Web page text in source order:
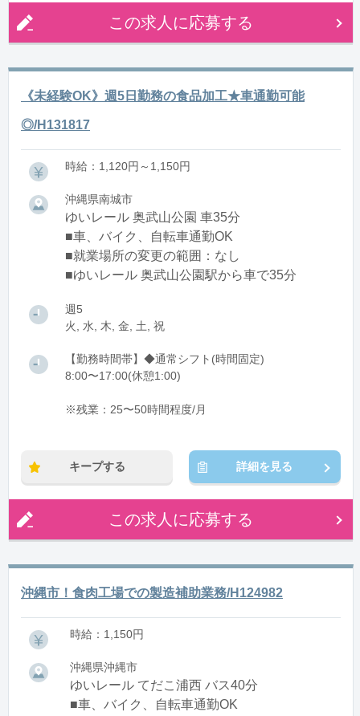
この求人に応募する
《未経験OK》週5日勤務の食品加工★車通勤可能
◎/H131817
時給：1,120円～1,150円
沖縄県南城市
ゆいレール 奥武山公園 車35分
■車、バイク、自転車通勤OK
■就業場所の変更の範囲：なし
■ゆいレール 奥武山公園駅から車で35分
週5
火, 水, 木, 金, 土, 祝
【勤務時間帯】◆通常シフト(時間固定)
8:00〜17:00(休憩1:00)
※残業：25〜50時間程度/月
キープする 詳細を見る
この求人に応募する
沖縄市！食肉工場での製造補助業務/H124982
時給：1,150円
沖縄県沖縄市
ゆいレール てだこ浦西 バス40分
■車、バイク、自転車通勤OK